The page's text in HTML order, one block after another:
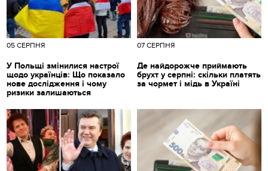
05 СЕРПНЯ
У Польщі змінилися настрої
щодо українців: Що показало
нове дослідження і чому
ризики залишаються
07 СЕРПНЯ
Де найдорожче приймають
брухт у серпні: скільки платять
за чормет і мідь в Україні